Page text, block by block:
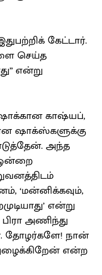
கேட்டார்.
செய்த
என்று
காஷ்யப்,
ஷாக்ஸ்களுக்கு
அந்த
ஒன்றை
‘மன்னிக்கவும்,
என்று
பிரா அணிந்து
தோழர்களே! நான்
என்ற